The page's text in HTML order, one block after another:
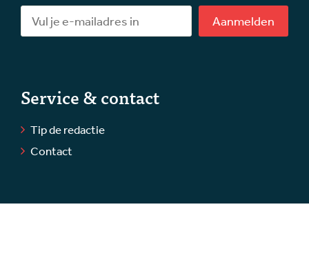
Aanmelden
Service & contact
Tip de redactie
Contact